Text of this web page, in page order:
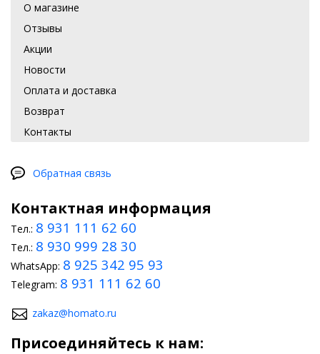
О магазине
Отзывы
Акции
Новости
Оплата и доставка
Возврат
Контакты
Обратная связь
Контактная информация
Тел.: 8 931 111 62 60
Тел.: 8 930 999 28 30
WhatsApp: 8 925 342 95 93
Telegram: 8 931 111 62 60
zakaz@homato.ru
Присоединяйтесь к нам: